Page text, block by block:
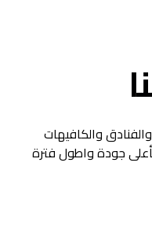
والكافيهات
جودة واطول فترة